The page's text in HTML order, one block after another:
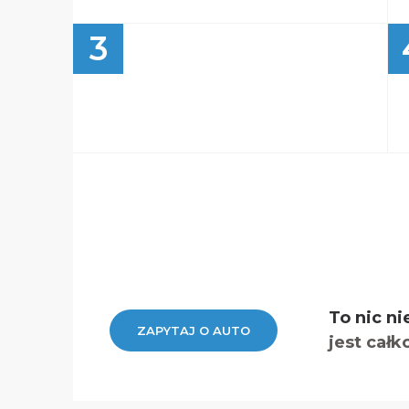
3
ZAPYTAJ O AUTO
To nic
jest